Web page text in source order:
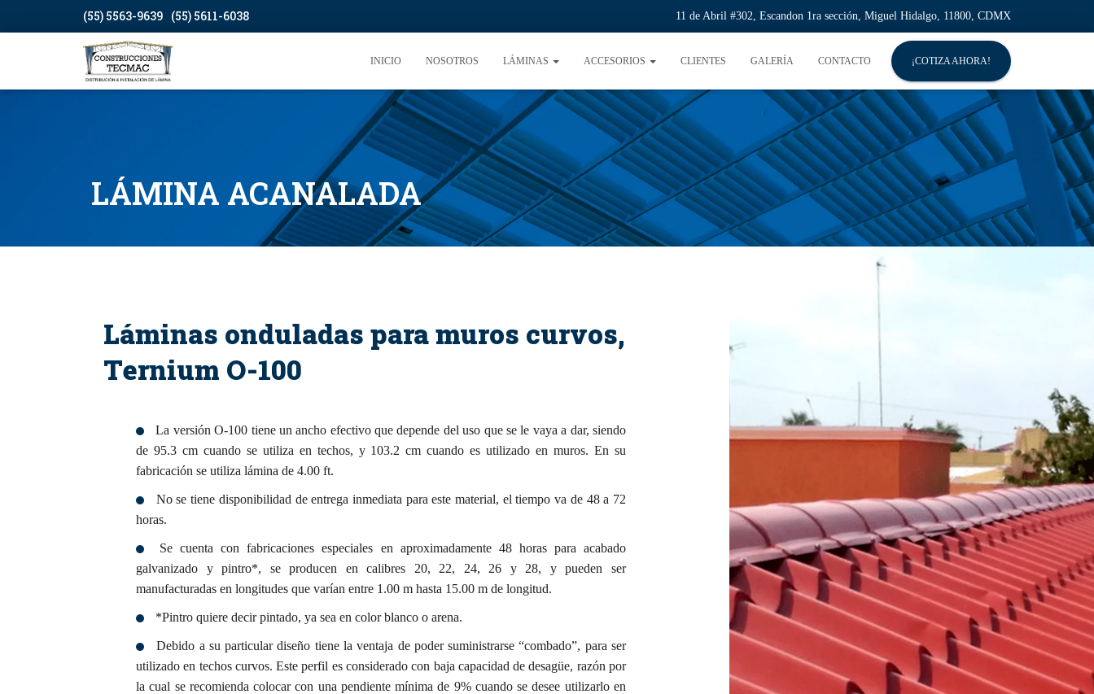
11 de Abril #302, Escandon 1ra sección, Miguel Hidalgo, 11800, CDMX
(55) 5563-9639 (55) 5611-6038
INICIO NOSOTROS LÁMINAS ACCESORIOS CLIENTES GALERÍA CONTACTO ¡COTIZA AHORA!
LÁMINA ACANALADA
Láminas onduladas para muros curvos,
Ternium O-100
La versión O-100 tiene un ancho efectivo que depende del uso que se le vaya a dar, siendo
de 95.3 cm cuando se utiliza en techos, y 103.2 cm cuando es utilizado en muros. En su
fabricación se utiliza lámina de 4.00 ft.
No se tiene disponibilidad de entrega inmediata para este material, el tiempo va de 48 a 72
horas.
Se cuenta con fabricaciones especiales en aproximadamente 48 horas para acabado
galvanizado y pintro*, se producen en calibres 20, 22, 24, 26 y 28, y pueden ser
manufacturadas en longitudes que varían entre 1.00 m hasta 15.00 m de longitud.
*Pintro quiere decir pintado, ya sea en color blanco o arena.
Debido a su particular diseño tiene la ventaja de poder suministrarse “combado”, para ser
utilizado en techos curvos. Este perfil es considerado con baja capacidad de desagüe, razón por
la cual se recomienda colocar con una pendiente mínima de 9% cuando se desee utilizarlo en